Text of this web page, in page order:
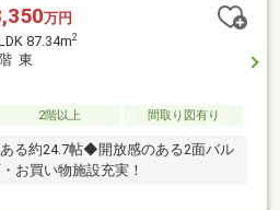
万円
87.34m2
東
2階以上 間取り図有り
る約24.7帖◆開放感のある2面バル
お買い物施設充実！